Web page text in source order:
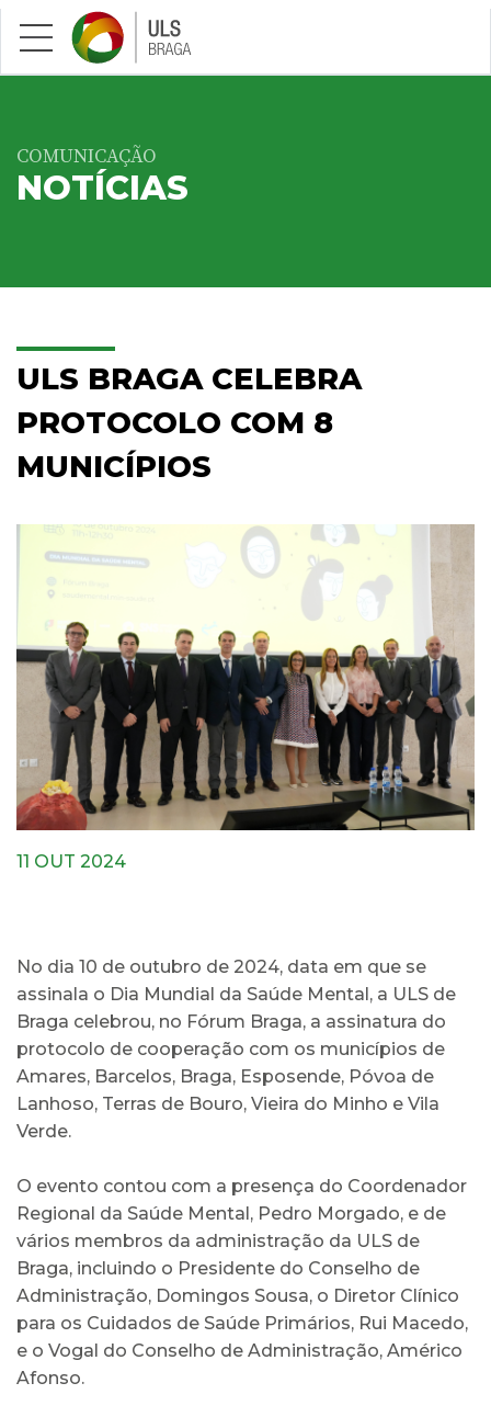
Saltar para conteúdo principal
COMUNICAÇÃO
NOTÍCIAS
ULS BRAGA CELEBRA
PROTOCOLO COM 8
MUNICÍPIOS
11 OUT 2024
No dia 10 de outubro de 2024, data em que se
assinala o Dia Mundial da Saúde Mental, a ULS de
Braga celebrou, no Fórum Braga, a assinatura do
protocolo de cooperação com os municípios de
Amares, Barcelos, Braga, Esposende, Póvoa de
Lanhoso, Terras de Bouro, Vieira do Minho e Vila
Verde.
O evento contou com a presença do Coordenador
Regional da Saúde Mental, Pedro Morgado, e de
vários membros da administração da ULS de
Braga, incluindo o Presidente do Conselho de
Administração, Domingos Sousa, o Diretor Clínico
para os Cuidados de Saúde Primários, Rui Macedo,
e o Vogal do Conselho de Administração, Américo
Afonso.